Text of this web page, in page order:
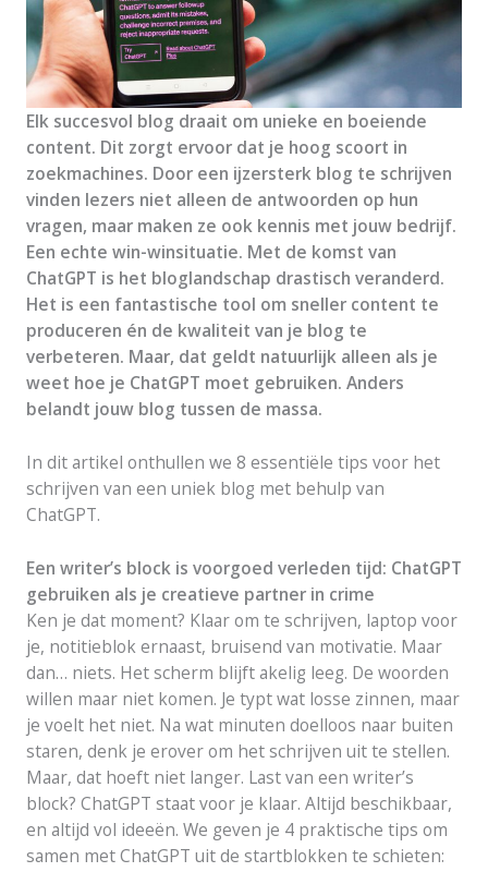
Elk succesvol blog draait om unieke en boeiende
content. Dit zorgt ervoor dat je hoog scoort in
zoekmachines. Door een ijzersterk blog te schrijven
vinden lezers niet alleen de antwoorden op hun
vragen, maar maken ze ook kennis met jouw bedrijf.
Een echte win-winsituatie. Met de komst van
ChatGPT is het bloglandschap drastisch veranderd.
Het is een fantastische tool om sneller content te
produceren én de kwaliteit van je blog te
verbeteren. Maar, dat geldt natuurlijk alleen als je
weet hoe je ChatGPT moet gebruiken. Anders
belandt jouw blog tussen de massa.
In dit artikel onthullen we 8 essentiële tips voor het
schrijven van een uniek blog met behulp van
ChatGPT.
Een writer’s block is voorgoed verleden tijd: ChatGPT
gebruiken als je creatieve partner in crime
Ken je dat moment? Klaar om te schrijven, laptop voor
je, notitieblok ernaast, bruisend van motivatie. Maar
dan… niets. Het scherm blijft akelig leeg. De woorden
willen maar niet komen. Je typt wat losse zinnen, maar
je voelt het niet. Na wat minuten doelloos naar buiten
staren, denk je erover om het schrijven uit te stellen.
Maar, dat hoeft niet langer. Last van een writer’s
block? ChatGPT staat voor je klaar. Altijd beschikbaar,
en altijd vol ideeën. We geven je 4 praktische tips om
samen met ChatGPT uit de startblokken te schieten: